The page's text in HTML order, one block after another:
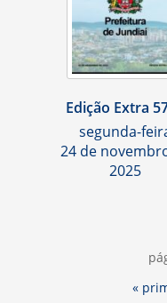
Edição Extra
segunda-
24 de
2025
«